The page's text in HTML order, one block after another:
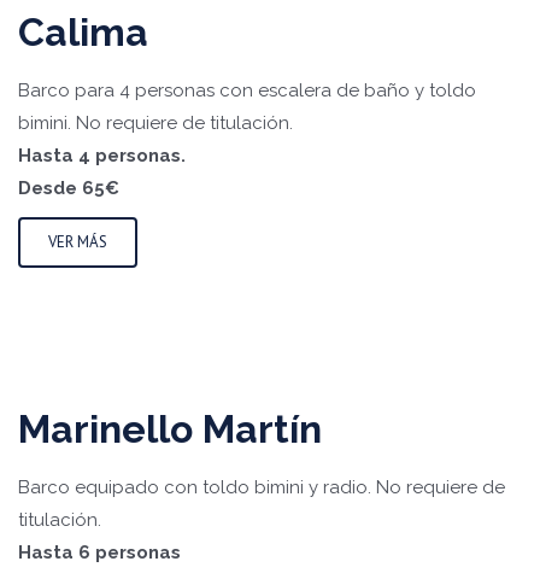
Calima
Barco para 4 personas con escalera de baño y toldo
bimini. No requiere de titulación.
Hasta 4 personas.
Desde 65€
VER MÁS
Marinello Martín
Barco equipado con toldo bimini y radio. No requiere de
titulación.
Hasta 6 personas